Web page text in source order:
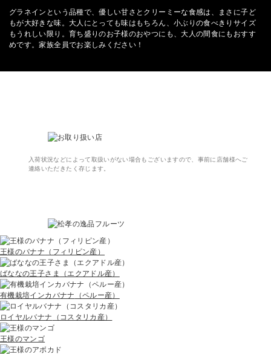
グラネインという品種で、優しい甘さとクリーミーな食感は、まさに子ど
もが大好きな味。大人にとっても味はもちろん、小ぶりの食べきりサイズ
もうれしい限り。育ち盛りのお子様のおやつにも、大人の間食にもおすす
めです。家族全員でお楽しみください！
入荷状況などによって取扱いがない場合もございますので、事前に店舗様へご
連絡いただきたく存じます。
王様のバナナ （フィリピン産）
ばななの王子さま （エクアドル産）
有機栽培インカバナナ （ペルー産）
ロイヤルバナナ （コスタリカ産）
王様のマンゴ